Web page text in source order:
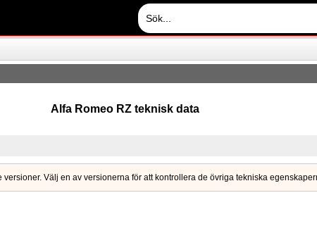
Alfa Romeo RZ teknisk data
Välj en av versionerna för att kontrollera de övriga tekniska